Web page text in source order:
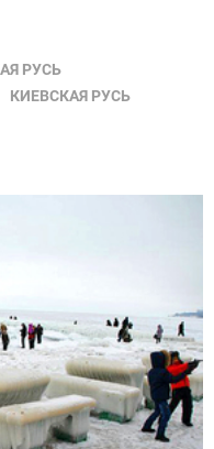
РУСЬ
КИЕВСКАЯ РУСЬ